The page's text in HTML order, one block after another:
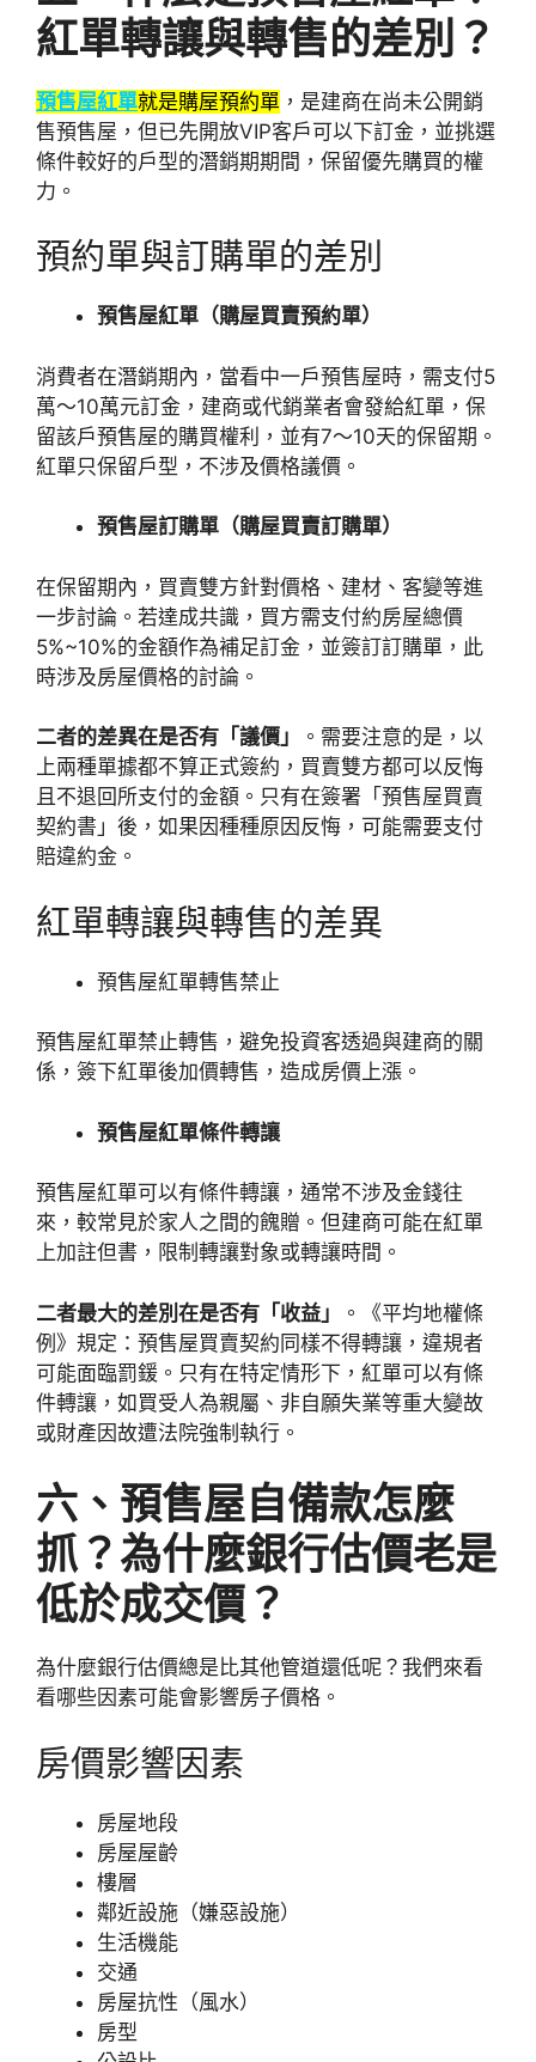
紅單轉讓與轉售的差別？
預售屋紅單就是購屋預約單 ，是建商在尚未公開銷
售預售屋，但已先開放VIP客戶可以下訂金，並挑選
條件較好的戶型的潛銷期期間，保留優先購買的權
力。
預約單與訂購單的差別
預售屋紅單（購屋買賣預約單）
消費者在潛銷期內，當看中一戶預售屋時，需支付5
萬～10萬元訂金，建商或代銷業者會發給紅單，保
留該戶預售屋的購買權利，並有7～10天的保留期。
紅單只保留戶型，不涉及價格議價。
預售屋訂購單（購屋買賣訂購單）
在保留期內，買賣雙方針對價格、建材、客變等進
一步討論。若達成共識，買方需支付約房屋總價
5%~10%的金額作為補足訂金，並簽訂訂購單，此
時涉及房屋價格的討論。
二者的差異在是否有「議價」
。需要注意的是，以
上兩種單據都不算正式簽約，買賣雙方都可以反悔
且不退回所支付的金額。只有在簽署「預售屋買賣
契約書」後，如果因種種原因反悔，可能需要支付
賠違約金。
紅單轉讓與轉售的差異
預售屋紅單轉售禁止
預售屋紅單禁止轉售，避免投資客透過與建商的關
係，簽下紅單後加價轉售，造成房價上漲。
預售屋紅單條件轉讓
預售屋紅單可以有條件轉讓，通常不涉及金錢往
來，較常見於家人之間的餽贈。但建商可能在紅單
上加註但書，限制轉讓對象或轉讓時間。
二者最大的差別在是否有「收益」
。《平均地權條
例》規定：預售屋買賣契約同樣不得轉讓，違規者
可能面臨罰鍰。只有在特定情形下，紅單可以有條
件轉讓，如買受人為親屬、非自願失業等重大變故
或財產因故遭法院強制執行。
六、預售屋自備款怎麼
抓？為什麼銀行估價老是
低於成交價？
為什麼銀行估價總是比其他管道還低呢？我們來看
看哪些因素可能會影響房子價格。
房價影響因素
房屋地段
房屋屋齡
樓層
鄰近設施（嫌惡設施）
生活機能
交通
房屋抗性（風水）
房型